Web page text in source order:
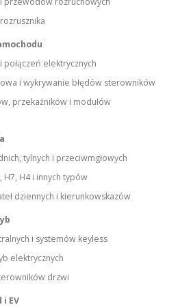
elektrycznych
i wykrywanie błędów sterowników
przekaźników i modułów
tylnych i przeciwmgłowych
H7, H4 i innych typów
dziennych i kierunkowskazów
i systemów keyless
elektrycznych
drzwi
EV